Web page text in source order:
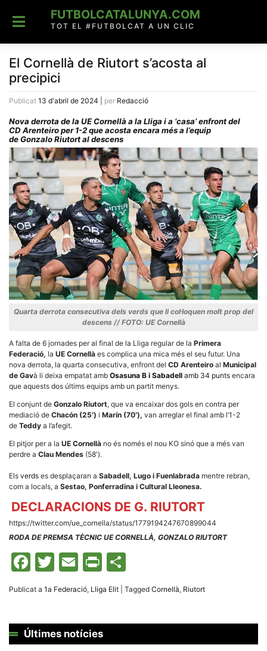
content
FUTBOLCATALUNYA.COM
TOT EL #FUTBOLCAT A UN CLIC
El Cornellà de Riutort s’acosta al
precipici
Publicat 13 d'abril de 2024 per Redacció
Nova derrota de la UE Cornellà a la Lliga i a ‘casa’ enfront del
CD Arenteiro per 1-2 que acosta encara més a l’equip
de Gonzalo Riutort al descens
Quarta derrota consecutiva dels verds que li col·loquen molt prop del
descens // FOTO: UE Cornellà
A falta de 6 jornades per al final de la Lliga regular de la Primera
Federació, la UE Cornellà es complica una mica més el seu futur. Una
nova derrota, la quarta consecutiva, enfront del CD Arenteiro al Municipal
de Gavà li deixa empatat amb Osasuna B i Sabadell amb 34 punts encara
que aquests dos últims equips amb un partit menys.
El conjunt de Gonzalo Riutort, que va encaixar dos gols en contra per
mediació de Chacón (25′) i Marín (70′), van arreglar el final amb l’1-2
de Teddy a l’afegit.
El pitjor per a la UE Cornellà no és només el nou KO sinó que a més van
perdre a Clau Mendes (58′).
Els verds es desplaçaran a Sabadell, Lugo i Fuenlabrada mentre rebran,
com a locals, a Sestao, Ponferradina i Cultural Lleonesa.
DECLARACIONS DE G. RIUTORT
https://twitter.com/ue_cornella/status/1779194247670899044
RODA DE PREMSA TÈCNIC UE CORNELLÀ, GONZALO RIUTORT
Facebook
Twitter
Email
Print
Publicat a 1a Federació, Lliga Elit Tagged Cornellà, Riutort
Últimes notícies
Necessàries
Aquestes
cookies no
són
opcionals,
són
necessàries
per al
funcionament
tècnic de la
Recopilem
dades
de manera
anònima d'ús
del lloc web
la funcionalitat
Experiència
components